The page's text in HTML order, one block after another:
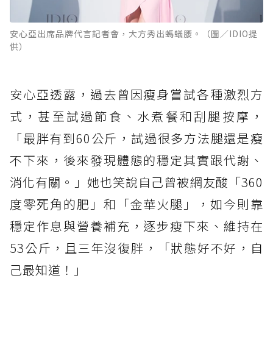
安心亞出席品牌代言記者會，大方秀出螞蟻腰。（圖／IDIO提
供）
安心亞透露，過去曾因瘦身嘗試各種激烈方
式，甚至試過節食、水煮餐和刮腿按摩，
「最胖有到60公斤，試過很多方法腿還是瘦
不下來，後來發現體態的穩定其實跟代謝、
消化有關。」她也笑說自己曾被網友酸「360
度零死角的肥」和「金華火腿」，如今則靠
穩定作息與營養補充，逐步瘦下來、維持在
53公斤，且三年沒復胖，「狀態好不好，自
己最知道！」